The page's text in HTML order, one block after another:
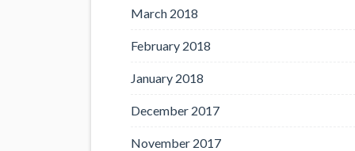
March 2018
February 2018
January 2018
December 2017
November 2017